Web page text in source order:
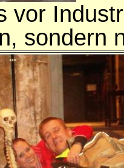
vor
sondern